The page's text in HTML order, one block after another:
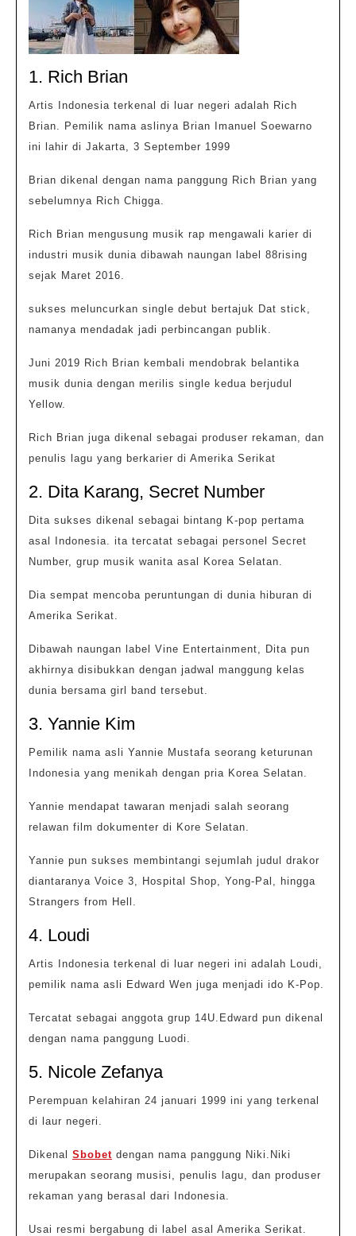
1. Rich Brian
Artis Indonesia terkenal di luar negeri adalah Rich
Brian. Pemilik nama aslinya Brian Imanuel Soewarno
ini lahir di Jakarta, 3 September 1999
Brian dikenal dengan nama panggung Rich Brian yang
sebelumnya Rich Chigga.
Rich Brian mengusung musik rap mengawali karier di
industri musik dunia dibawah naungan label 88rising
sejak Maret 2016.
sukses meluncurkan single debut bertajuk Dat stick,
namanya mendadak jadi perbincangan publik.
Juni 2019 Rich Brian kembali mendobrak belantika
musik dunia dengan merilis single kedua berjudul
Yellow.
Rich Brian juga dikenal sebagai produser rekaman, dan
penulis lagu yang berkarier di Amerika Serikat
2. Dita Karang, Secret Number
Dita sukses dikenal sebagai bintang K-pop pertama
asal Indonesia. ita tercatat sebagai personel Secret
Number, grup musik wanita asal Korea Selatan.
Dia sempat mencoba peruntungan di dunia hiburan di
Amerika Serikat.
Dibawah naungan label Vine Entertainment, Dita pun
akhirnya disibukkan dengan jadwal manggung kelas
dunia bersama girl band tersebut.
3. Yannie Kim
Pemilik nama asli Yannie Mustafa seorang keturunan
Indonesia yang menikah dengan pria Korea Selatan.
Yannie mendapat tawaran menjadi salah seorang
relawan film dokumenter di Kore Selatan.
Yannie pun sukses membintangi sejumlah judul drakor
diantaranya Voice 3, Hospital Shop, Yong-Pal, hingga
Strangers from Hell.
4. Loudi
Artis Indonesia terkenal di luar negeri ini adalah Loudi,
pemilik nama asli Edward Wen juga menjadi ido K-Pop.
Tercatat sebagai anggota grup 14U.Edward pun dikenal
dengan nama panggung Luodi.
5. Nicole Zefanya
Perempuan kelahiran 24 januari 1999 ini yang terkenal
di laur negeri.
Dikenal Sbobet dengan nama panggung Niki.Niki
merupakan seorang musisi, penulis lagu, dan produser
rekaman yang berasal dari Indonesia.
Usai resmi bergabung di label asal Amerika Serikat.